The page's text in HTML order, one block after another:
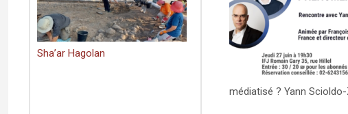
RENCONTRE : Yann Scioldo-Zürcher – «
Migration des juifs de France
phénomène ou réalité » – (27 juin 2024)
Uncategorized
médiatisé ? Yann
Sha’ar Hagolan